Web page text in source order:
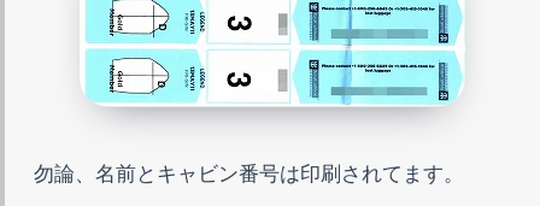
勿論、名前とキャビン番号は印刷されてます。